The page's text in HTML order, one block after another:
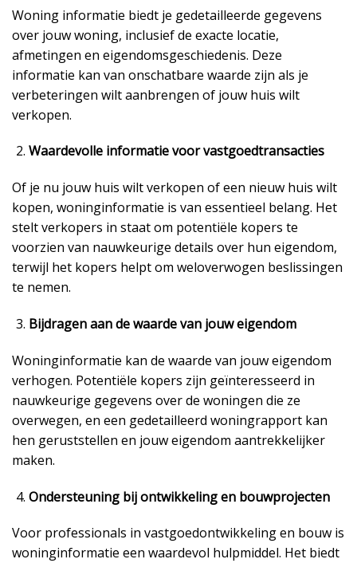
Woning informatie biedt je gedetailleerde gegevens
over jouw woning, inclusief de exacte locatie,
afmetingen en eigendomsgeschiedenis. Deze
informatie kan van onschatbare waarde zijn als je
verbeteringen wilt aanbrengen of jouw huis wilt
verkopen.
Waardevolle informatie voor vastgoedtransacties
Of je nu jouw huis wilt verkopen of een nieuw huis wilt
kopen, woninginformatie is van essentieel belang. Het
stelt verkopers in staat om potentiële kopers te
voorzien van nauwkeurige details over hun eigendom,
terwijl het kopers helpt om weloverwogen beslissingen
te nemen.
Bijdragen aan de waarde van jouw eigendom
Woninginformatie kan de waarde van jouw eigendom
verhogen. Potentiële kopers zijn geïnteresseerd in
nauwkeurige gegevens over de woningen die ze
overwegen, en een gedetailleerd woningrapport kan
hen geruststellen en jouw eigendom aantrekkelijker
maken.
Ondersteuning bij ontwikkeling en bouwprojecten
Voor professionals in vastgoedontwikkeling en bouw is
woninginformatie een waardevol hulpmiddel. Het biedt